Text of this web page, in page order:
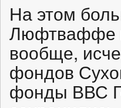
На этом
Люфтваффе
вообще,
фондов
фонды ВВС